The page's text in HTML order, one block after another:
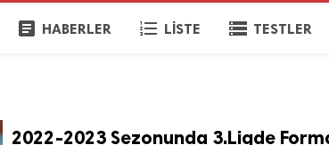
article HABERLER format_list_numbered LISTE storage TESTLER
2022-2023 Sezonunda 3.Ligde